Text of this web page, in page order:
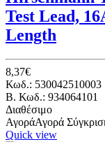
Test Lead,
Length
8,37€
Κωδ.: 530042510003
B. Κωδ.: 934064101
Διαθέσιμο
ΑγοράΑγορά
Quick view